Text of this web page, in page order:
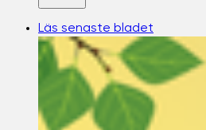
Läs senaste bladet